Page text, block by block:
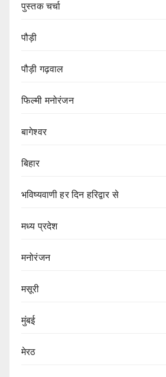
पुस्तक चर्चा
पौड़ी
पौड़ी गढ़वाल
फिल्मी मनोरंजन
बागेश्वर
बिहार
भविष्यवाणी हर दिन हरिद्वार से
मध्य प्रदेश
मनोरंजन
मसूरी
मुंबई
मेरठ